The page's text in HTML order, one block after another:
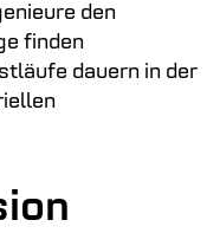
den
finden
dauern in der